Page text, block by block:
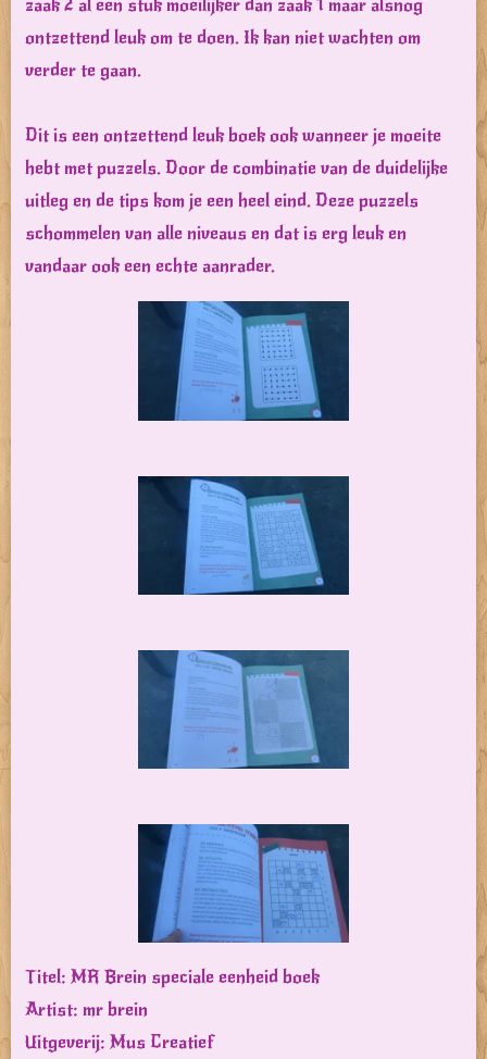
zaak 2 al een stuk moeilijker dan zaak 1 maar alsnog
ontzettend leuk om te doen. Ik kan niet wachten om
verder te gaan.
Dit is een ontzettend leuk boek ook wanneer je moeite
hebt met puzzels. Door de combinatie van de duidelijke
uitleg en de tips kom je een heel eind. Deze puzzels
schommelen van alle niveaus en dat is erg leuk en
vandaar ook een echte aanrader.
Titel: MR Brein speciale eenheid boek
Artist: mr brein
Uitgeverij: Mus Creatief